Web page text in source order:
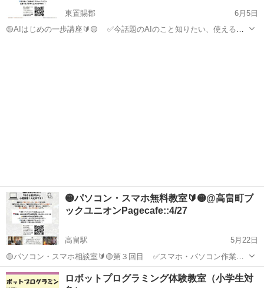
東置賜郡
6月5日
🟡AIはじめの一歩講座🔰🟡 ✅今話題のAIのこと知りたい、使えるよ
🟡パソコン・スマホ無料教室🔰🟡@高畠町ブ
ックユニオンPagecafe::4/27
高畠駅
5月22日
🟡パソコン・スマホ相談室🔰🟡第３回目 ✅スマホ・パソコン作業
で、操作方法がわからなくて困ってる〜 ✅そもそも、スマホ・パソ
コンに触るのがめんどくさーい〜 ✅今更恥ずかしくて、操作方法聞け
山形 東置賜郡 高畠駅 Windows総合 オンライン
ロボットプログラミング体験教室（小学生対